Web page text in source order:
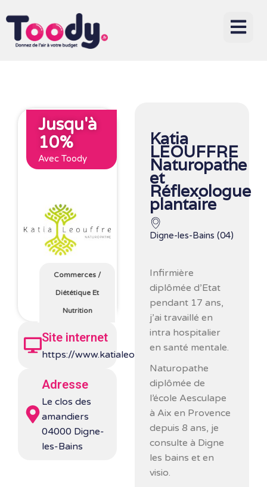
Jusqu'à
10%
Avec Toody
Commerces /
Diététique Et
Nutrition
Site internet
https://www.katialeouffre.com/
Adresse
Le clos des
amandiers
04000 Digne-
les-Bains
Katia
LEOUFFRE
Naturopathe
et
Réflexologue
plantaire
Digne-les-Bains (04)
Infirmière
diplômée d’Etat
pendant 17 ans,
j’ai travaillé en
intra hospitalier
en santé mentale.
Naturopathe
diplômée de
l’école Aesculape
à Aix en Provence
depuis 8 ans, je
consulte à Digne
les bains et en
visio.